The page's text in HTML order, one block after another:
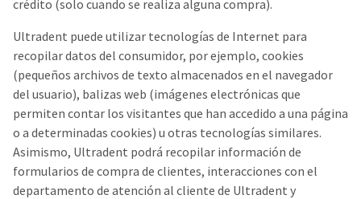
crédito (solo cuando se realiza alguna compra).
Ultradent puede utilizar tecnologías de Internet para
recopilar datos del consumidor, por ejemplo, cookies
(pequeños archivos de texto almacenados en el navegador
del usuario), balizas web (imágenes electrónicas que
permiten contar los visitantes que han accedido a una página
o a determinadas cookies) u otras tecnologías similares.
Asimismo, Ultradent podrá recopilar información de
formularios de compra de clientes, interacciones con el
departamento de atención al cliente de Ultradent y